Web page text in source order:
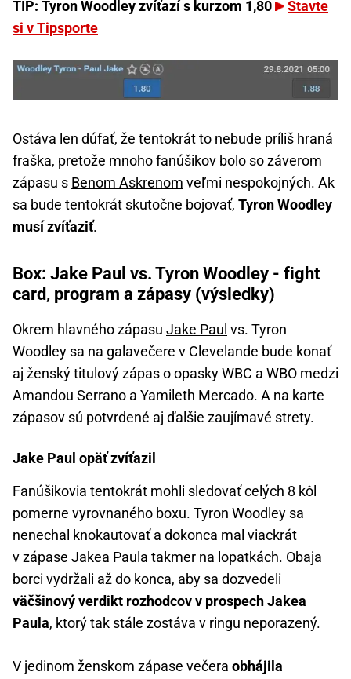
TIP: Tyron Woodley zvíťazí s kurzom 1,80
Stavte
si v Tipsporte
Ostáva len dúfať, že tentokrát to nebude príliš hraná
fraška, pretože mnoho fanúšikov bolo so záverom
zápasu s Benom Askrenom veľmi nespokojných. Ak
sa bude tentokrát skutočne bojovať, Tyron Woodley
musí zvíťaziť.
Box: Jake Paul vs. Tyron Woodley - fight
card, program a zápasy (výsledky)
Okrem hlavného zápasu Jake Paul vs. Tyron
Woodley sa na galavečere v Clevelande bude konať
aj ženský titulový zápas o opasky WBC a WBO medzi
Amandou Serrano a Yamileth Mercado. A na karte
zápasov sú potvrdené aj ďalšie zaujímavé strety.
Jake Paul opäť zvíťazil
Fanúšikovia tentokrát mohli sledovať celých 8 kôl
pomerne vyrovnaného boxu. Tyron Woodley sa
nenechal knokautovať a dokonca mal viackrát
v zápase Jakea Paula takmer na lopatkách. Obaja
borci vydržali až do konca, aby sa dozvedeli
väčšinový verdikt rozhodcov v prospech Jakea
Paula, ktorý tak stále zostáva v ringu neporazený.
V jedinom ženskom zápase večera obhájila